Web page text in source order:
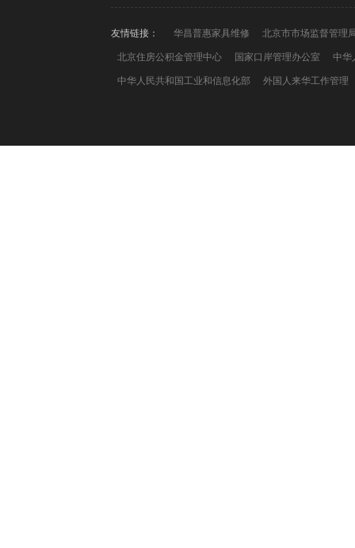
友情链接： 华昌普惠家具维修
北京市市场监督管理
北京住房公积金管理中心
国家口岸管理办公室
中华
中华人民共和国工业和信息化部
外国人来华工作管理